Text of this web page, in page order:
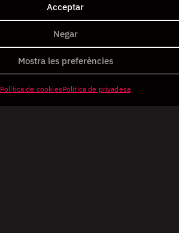
Acceptar
Negar
Mostra les preferències
Política de cookiesPolítica de privadesa